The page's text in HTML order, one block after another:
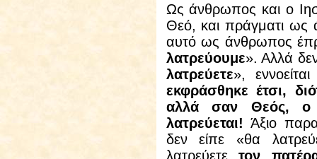
Ως άνθρωπος και ο
Θεό, και πράγματι ως
αυτό ως άνθρωπος
λατρεύουμε». Αλλά
λατρεύετε»,
εκφράσθηκε έτσι,
αλλά σαν Θεός, ο
λατρεύεται! Άξιο
δεν είπε «θα
λατρεύετετον